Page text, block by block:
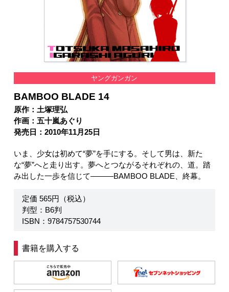
ヤングガンガン
BAMBOO BLADE 14
原作：土塚理弘
作画：五十嵐あぐり
発売日：2010年11月25日
いま、少女は初めて“夢”を手にする。そして男は、新た
な“夢”へと走り出す。夢へとつながるそれぞれの、道。踏
み出した一歩を信じて―――BAMBOO BLADE、終幕。
定価 565円（税込）
判型：B6判
ISBN：9784757530744
書籍を購入する